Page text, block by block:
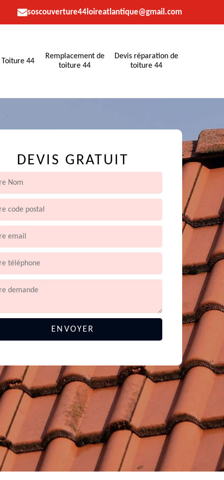
soscouverture44loireatlantique@gmail.com
Toiture 44
Remplacement de
toiture 44
Devis réparation de
toiture 44
DEVIS GRATUIT